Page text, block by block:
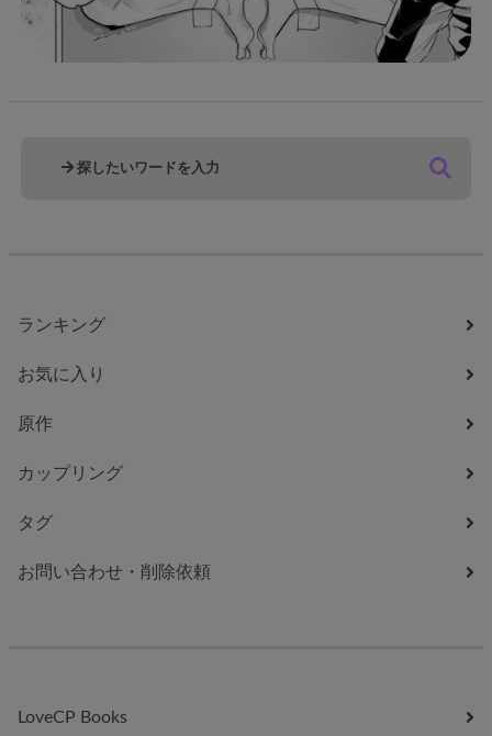
ランキング
お気に入り
原作
カップリング
タグ
お問い合わせ・削除依頼
LoveCP Books